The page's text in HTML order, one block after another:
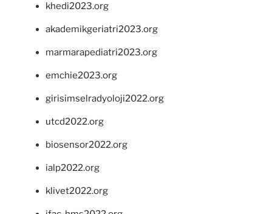
khedi2023.org
akademikgeriatri2023.org
marmarapediatri2023.org
emchie2023.org
girisimselradyoloji2022.org
utcd2022.org
biosensor2022.org
ialp2022.org
klivet2022.org